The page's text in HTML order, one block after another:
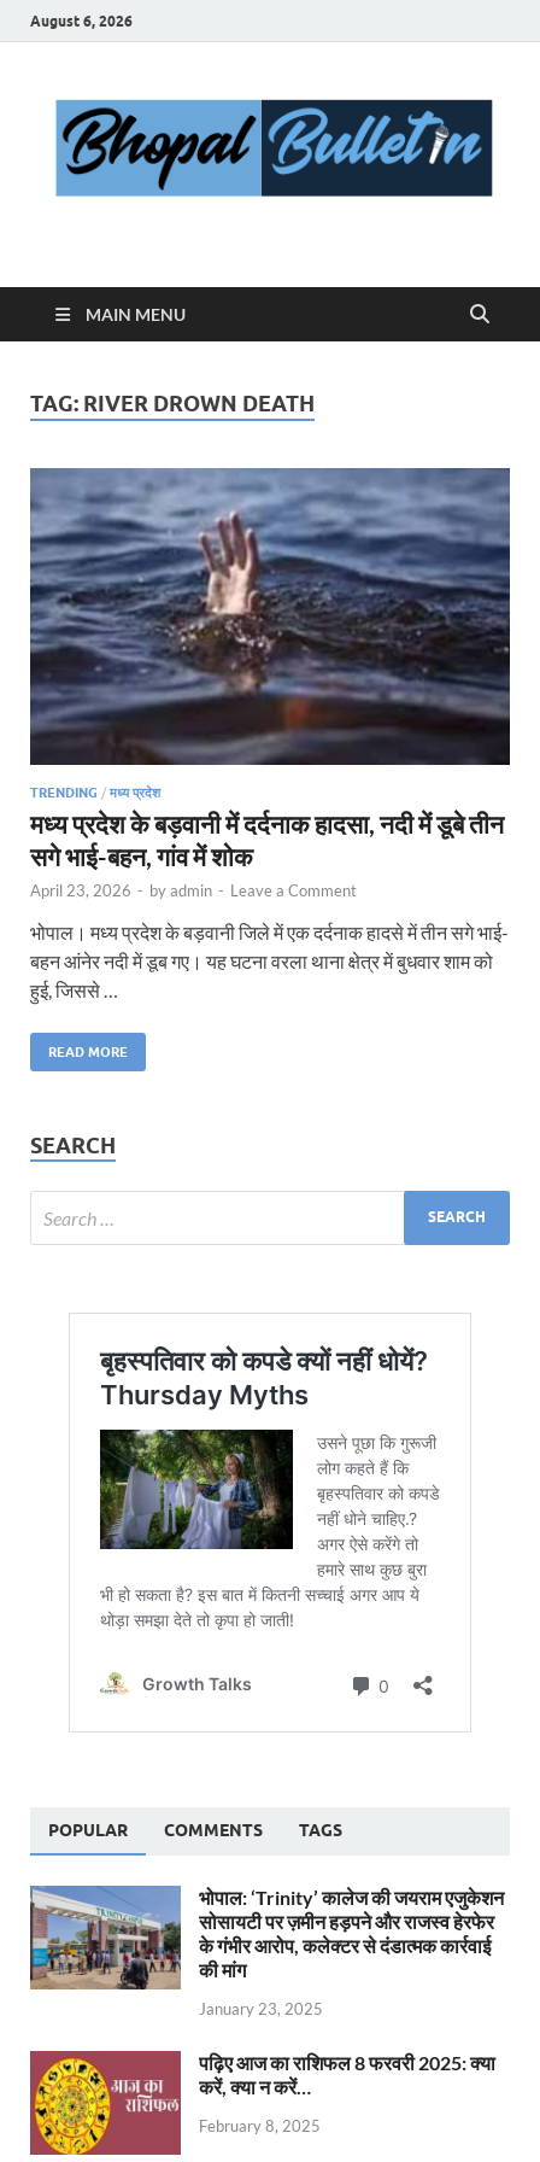
August 6, 2026
Bhopal Bulletin
MAIN MENU
TAG: RIVER DROWN DEATH
TRENDING / मध्य प्रदेश
मध्य प्रदेश के बड़वानी में दर्दनाक हादसा, नदी में डूबे तीन
सगे भाई-बहन, गांव में शोक
April 23, 2026 - byadmin - Leave a Comment
भोपाल। मध्य प्रदेश के बड़वानी जिले में एक दर्दनाक हादसे में तीन सगे भाई-
बहन आंनेर नदी में डूब गए। यह घटना वरला थाना क्षेत्र में बुधवार शाम को
हुई, जिससे …
READ MORE
SEARCH
POPULAR COMMENTS TAGS
भोपाल: ‘Trinity’ कालेज की जयराम एजुकेशन
सोसायटी पर ज़मीन हड़पने और राजस्व हेरफेर
के गंभीर आरोप, कलेक्टर से दंडात्मक कार्रवाई
की मांग
January 23, 2025
पढ़िए आज का राशिफल 8 फरवरी 2025: क्या
करें, क्या न करें…
February 8, 2025